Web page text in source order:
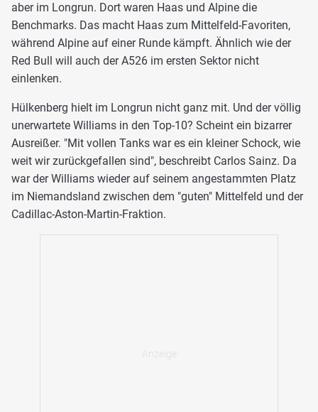
aber im Longrun. Dort waren Haas und Alpine die
Benchmarks. Das macht Haas zum Mittelfeld-Favoriten,
während Alpine auf einer Runde kämpft. Ähnlich wie der
Red Bull will auch der A526 im ersten Sektor nicht
einlenken.
Hülkenberg hielt im Longrun nicht ganz mit. Und der völlig
unerwartete Williams in den Top-10? Scheint ein bizarrer
Ausreißer. "Mit vollen Tanks war es ein kleiner Schock, wie
weit wir zurückgefallen sind", beschreibt Carlos Sainz. Da
war der Williams wieder auf seinem angestammten Platz
im Niemandsland zwischen dem "guten" Mittelfeld und der
Cadillac-Aston-Martin-Fraktion.